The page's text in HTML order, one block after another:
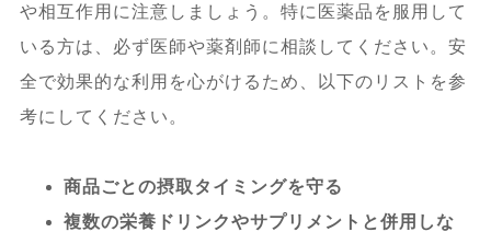
や相互作用に注意しましょう。特に医薬品を服用して
いる方は、必ず医師や薬剤師に相談してください。安
全で効果的な利用を心がけるため、以下のリストを参
考にしてください。
商品ごとの摂取タイミングを守る
複数の栄養ドリンクやサプリメントと併用しな